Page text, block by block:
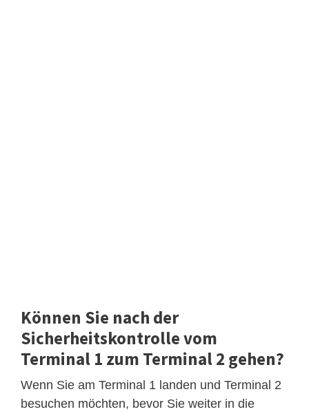
Können Sie nach der
Sicherheitskontrolle vom
Terminal 1 zum Terminal 2 gehen?
Wenn Sie am Terminal 1 landen und Terminal 2
besuchen möchten, bevor Sie weiter in die